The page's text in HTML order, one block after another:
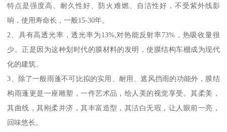
特点是强度高、耐久性好、防火难燃、自洁性好，不受紫外线影
响，使用寿命长，一般15-30年。
2、具有高透光率，透光率为13%,对热能反射率73%，热吸收量很
少。正是因为这种划时代的膜材料的发明，使膜结构车棚成为现代
化的建筑。
3、除了一般雨蓬不可比拟的实用、耐用、遮风挡雨的功能外，膜结
构雨蓬更是一座雕塑，一件艺术品，给人美的视觉享受。其柔美，
其曲线，其刚柔并济，其丰富造型，其洁白无瑕，让人眼前一亮，
回味悠长。